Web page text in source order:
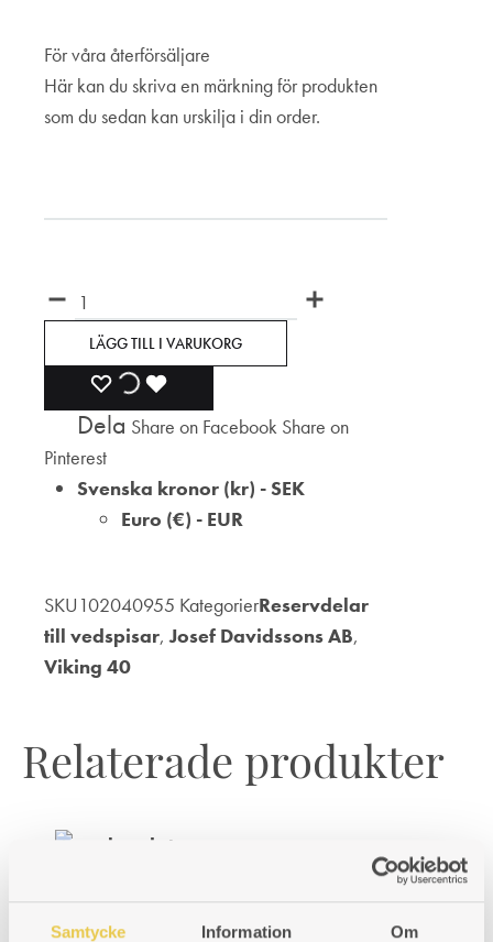
Samtycke Information Om
För våra återförsäljare
Här kan du skriva en märkning för produkten
som du sedan kan urskilja i din order.
Antal
LÄGG TILL I VARUKORG
LÄGG
TILL
ÖNSKELISTA
LÄGGER
TILL
ÖNSKELISTA
TILL
ÖNSKELISTA
Dela Share on Facebook Share on
Pinterest
Svenska kronor (kr) - SEK
Euro (€) - EUR
SKU 102040955 KategorierReservdelar
till vedspisar,Josef Davidssons AB,
Viking 40
Relaterade produkter